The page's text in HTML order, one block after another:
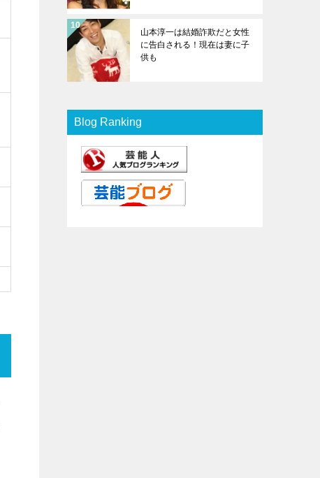
山本淳一は結婚詐欺だと女性
に告白される！現在は妻に子
供も
Blog Ranking